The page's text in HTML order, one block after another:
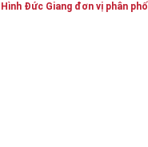
Đức Giang đơn vị phân